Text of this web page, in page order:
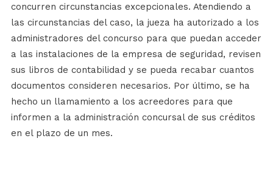
concurren circunstancias excepcionales. Atendiendo a
las circunstancias del caso, la jueza ha autorizado a los
administradores del concurso para que puedan acceder
a las instalaciones de la empresa de seguridad, revisen
sus libros de contabilidad y se pueda recabar cuantos
documentos consideren necesarios. Por último, se ha
hecho un llamamiento a los acreedores para que
informen a la administración concursal de sus créditos
en el plazo de un mes.